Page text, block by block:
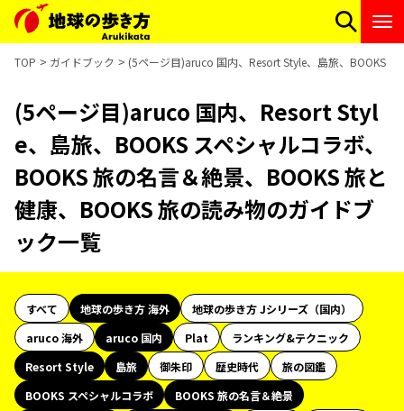
TOP ガイドブック (5ページ目)aruco 国内、Resort Style、島旅、BOOKS
(5ページ目)aruco 国内、Resort Styl
e、島旅、BOOKS スペシャルコラボ、
BOOKS 旅の名言＆絶景、BOOKS 旅と
健康、BOOKS 旅の読み物のガイドブ
ック一覧
すべて 地球の歩き方 海外
地球の歩き方 Jシリーズ（国内）
aruco 海外
aruco 国内 Plat
ランキング&テクニック
Resort Style
島旅 御朱印 歴史時代
旅の図鑑
BOOKS スペシャルコラボ
BOOKS 旅の名言＆絶景